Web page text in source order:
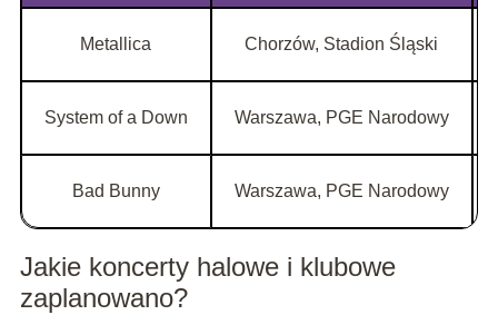
Metallica Chorzów, Stadion Śląski
System of a Down Warszawa, PGE Narodowy
Bad Bunny Warszawa, PGE Narodowy
Jakie koncerty halowe i klubowe
zaplanowano?